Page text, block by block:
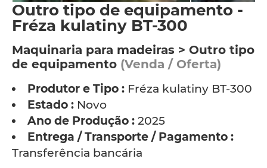
Outro tipo de equipamento -
Fréza kulatiny BT-300
Maquinaria para madeiras > Outro tipo
de equipamento (Venda / Oferta)
Produtor e Tipo : Fréza kulatiny BT-300
Estado : Novo
Ano de Produção : 2025
Entrega / Transporte / Pagamento :
Transferência bancária